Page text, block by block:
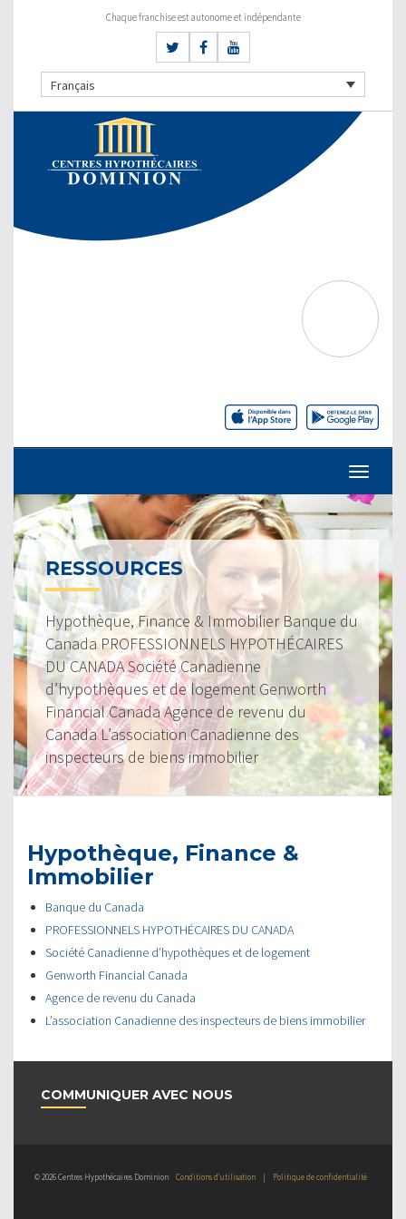
Chaque franchise est autonome et indépendante
Français
RESSOURCES
Hypothèque, Finance & Immobilier Banque du
Canada PROFESSIONNELS HYPOTHÉCAIRES
DU CANADA Société Canadienne
d’hypothèques et de logement Genworth
Financial Canada Agence de revenu du
Canada L’association Canadienne des
inspecteurs de biens immobilier
Hypothèque, Finance &
Immobilier
Banque du Canada
PROFESSIONNELS HYPOTHÉCAIRES DU CANADA
Société Canadienne d’hypothèques et de logement
Genworth Financial Canada
Agence de revenu du Canada
L’association Canadienne des inspecteurs de biens immobilier
COMMUNIQUER AVEC NOUS
© 2026 Centres Hypothécaires Dominion Conditions d’utilisation | Politique de confidentialité